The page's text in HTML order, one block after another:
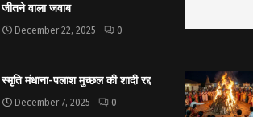
जीतने वाला जवाब
December 22, 2025 0
स्मृति मंधाना-पलाश मुच्छल की शादी रद्द
December 7, 2025 0